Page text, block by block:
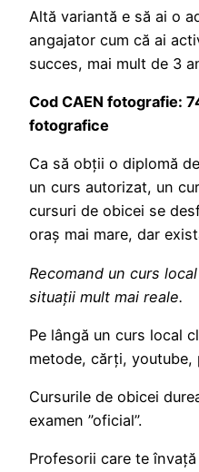
Altă variantă e să ai o
angajator cum că ai
succes, mai mult de 3
Cod CAEN fotografie:
fotografice
Ca să obții o diplomă
un curs autorizat, un
cursuri de obicei se
oraș mai mare, dar
Recomand un curs
situații mult mai reale.
Pe lângă un curs local
metode, cărți, youtube,
Cursurile de obicei
examen ”oficial”.
Profesorii care te